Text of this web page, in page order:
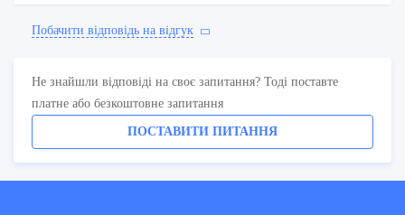
Побачити вiдповiдь на вiдгук
Не знайшли відповіді на своє запитання? Тоді поставте
платне або безкоштовне запитання
ПОСТАВИТИ ПИТАННЯ